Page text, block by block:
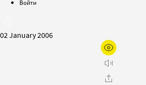
Войти
02 January 2006